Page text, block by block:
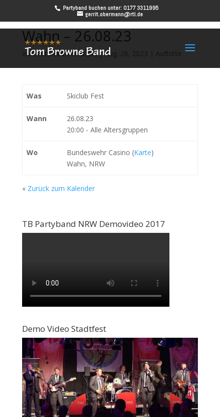
Partyband buchen unter: 0177 3311995
gerrit.obermann@rtl.de
Wahn – 26.08.23
vonTom Browne Band|Aug. 26, 2023 | Auftritte
Was Skiclub Fest
Wann
26.08.23
20:00 - Alle Altersgruppen
Wo Bundeswehr Casino (Karte)
Wahn, NRW
« Zurück zum Kalender
TB Partyband NRW Demovideo 2017
Demo Video Stadtfest